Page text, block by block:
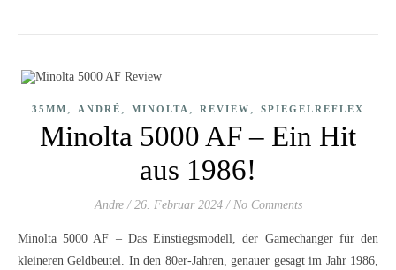
35MM , ANDRÉ , MINOLTA , REVIEW , SPIEGELREFLEX
Minolta 5000 AF – Ein Hit
aus 1986!
Andre / 26. Februar 2024 / No Comments
Minolta 5000 AF – Das Einstiegsmodell, der Gamechanger für den
kleineren Geldbeutel. In den 80er-Jahren, genauer gesagt im Jahr 1986,